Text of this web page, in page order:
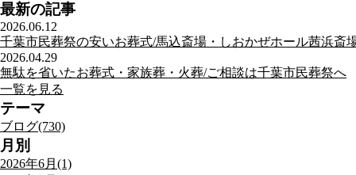
最新の記事
2026.06.12
千葉市民葬祭の安いお葬式/馬込斎場・しおかぜホール茜浜斎
2026.04.29
無駄を省いたお葬式・家族葬・火葬/ご相談は千葉市民葬祭へ
一覧を見る
テーマ
ブログ(730)
月別
2026年6月(1)